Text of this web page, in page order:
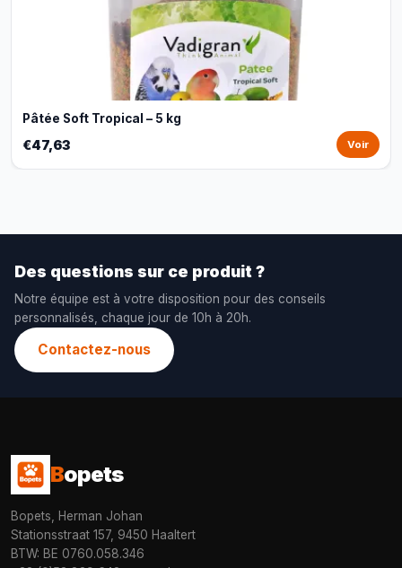
Pâtée Soft Tropical – 5 kg
€47,63 Voir
Des questions sur ce produit ?
Notre équipe est à votre disposition pour des conseils
personnalisés, chaque jour de 10h à 20h.
Contactez-nous
Bopets
Bopets, Herman Johan
Stationsstraat 157, 9450 Haaltert
BTW: BE 0760.058.346